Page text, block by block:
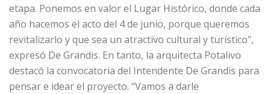
etapa. Ponemos en valor el Lugar Histórico, donde cada
año hacemos el acto del 4 de junio, porque queremos
revitalizarlo y que sea un atractivo cultural y turístico”,
expresó De Grandis. En tanto, la arquitecta Potalivo
destacó la convocatoria del Intendente De Grandis para
pensar e idear el proyecto. “Vamos a darle